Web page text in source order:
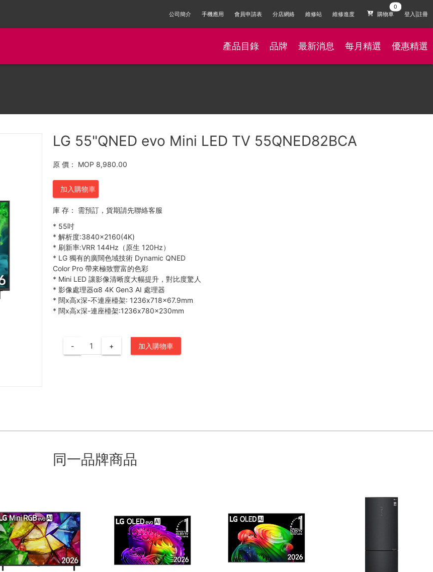
公司簡介 手機應用 會員申請表 分店網絡 維修站 維修進度 購物車 登入|註冊
產品目錄 品牌 最新消息 每月精選 優惠精選
LG 55"QNED evo Mini LED TV 55QNED82BCA
原 價： MOP 8,980.00
加入購物車
庫 存：
需預訂，貨期請先聯絡客服
* 55吋
* 解析度:3840×2160(4K)
* 刷新率:VRR 144Hz（原生 120Hz）
* LG 獨有的廣闊色域技術 Dynamic QNED
Color Pro 帶來極致豐富的色彩
* Mini LED 讓影像清晰度大幅提升，對比度驚人
* 影像處理器α8 4K Gen3 AI 處理器
* 闊x高x深-不連座檯架: 1236x718x67.9mm
* 闊x高x深-連座檯架:1236x780x230mm
- + 加入購物車
同一品牌商品